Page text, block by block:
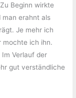
Beginn wirkte
man erahnt als
Je mehr ich
mochte ich ihn.
Verlauf der
gut verständliche